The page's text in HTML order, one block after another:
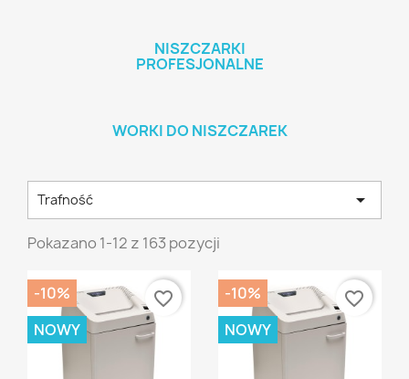
NISZCZARKI
PROFESJONALNE
WORKI DO NISZCZAREK
Trafność 
Pokazano 1-12 z 163 pozycji
-10%
NOWY
favorite_border
-10%
NOWY
favorite_border